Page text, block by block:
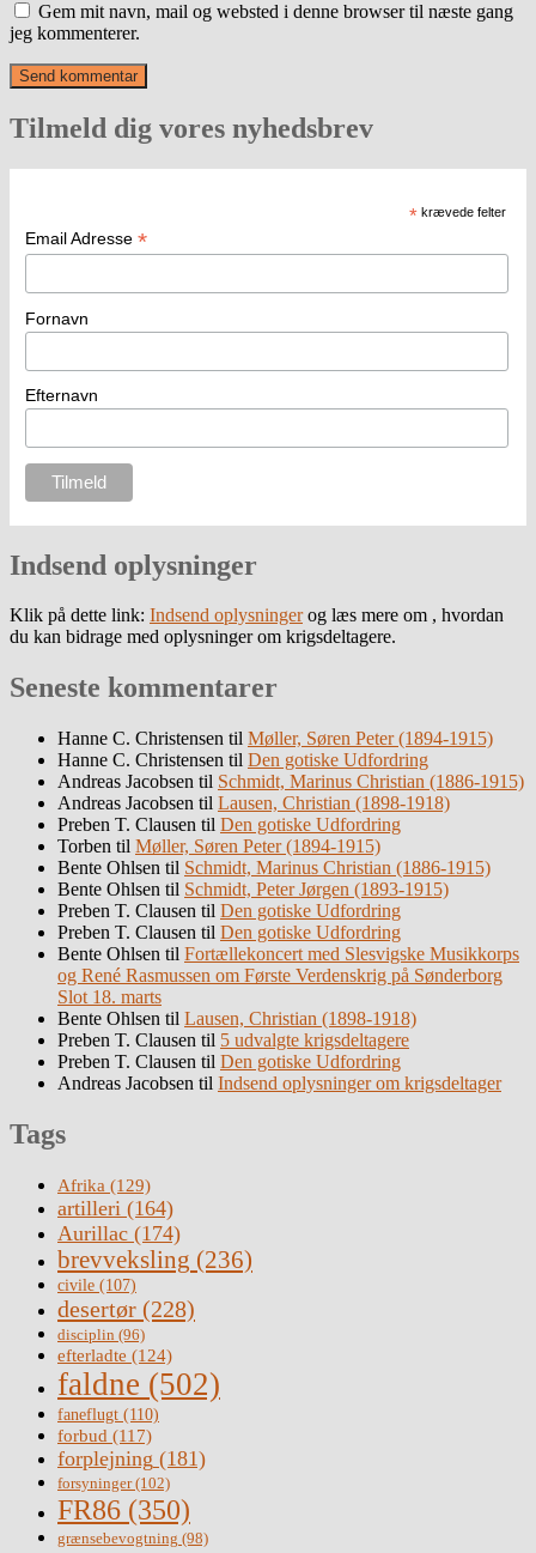
Gem mit navn, mail og websted i denne browser til næste gang
jeg kommenterer.
Tilmeld dig vores nyhedsbrev
* krævede felter
Email Adresse *
Fornavn
Efternavn
Indsend oplysninger
Klik på dette link: Indsend oplysningerog læs mere om , hvordan
du kan bidrage med oplysninger om krigsdeltagere.
Seneste kommentarer
Hanne C. Christensen til Møller, Søren Peter (1894-1915)
Hanne C. Christensen til Den gotiske Udfordring
Andreas Jacobsen til Schmidt, Marinus Christian (1886-1915)
Andreas Jacobsen til Lausen, Christian (1898-1918)
Preben T. Clausen til Den gotiske Udfordring
Torben til Møller, Søren Peter (1894-1915)
Bente Ohlsen til Schmidt, Marinus Christian (1886-1915)
Bente Ohlsen til Schmidt, Peter Jørgen (1893-1915)
Preben T. Clausen til Den gotiske Udfordring
Preben T. Clausen til Den gotiske Udfordring
Bente Ohlsen til Fortællekoncert med Slesvigske Musikkorps
og René Rasmussen om Første Verdenskrig på Sønderborg
Slot 18. marts
Bente Ohlsen til Lausen, Christian (1898-1918)
Preben T. Clausen til 5 udvalgte krigsdeltagere
Preben T. Clausen til Den gotiske Udfordring
Andreas Jacobsen til Indsend oplysninger om krigsdeltager
Tags
Afrika (129)
artilleri (164)
Aurillac (174)
brevveksling (236)
civile (107)
desertør (228)
disciplin (96)
efterladte (124)
faldne (502)
faneflugt (110)
forbud (117)
forplejning (181)
forsyninger(102)
FR86 (350)
grænsebevogtning (98)